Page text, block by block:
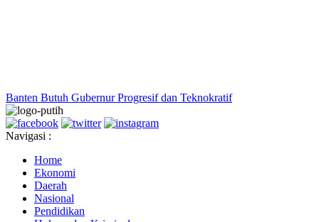
Banten Butuh Gubernur Progresif dan Teknokratif
Navigasi :
Home
Ekonomi
Daerah
Nasional
Pendidikan